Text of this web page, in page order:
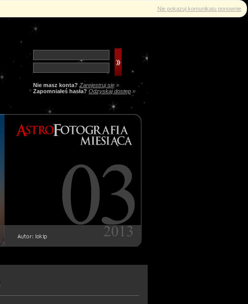
Nie pokazuj komunikatu ponownie
Nie masz konta? Zarejestruj się »
Zapomniałeś hasła? Odzyskaj dostęp »